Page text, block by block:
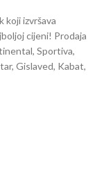
koji izvršava
cijeni! Prodaja
Sportiva,
Gislaved, Kabat,